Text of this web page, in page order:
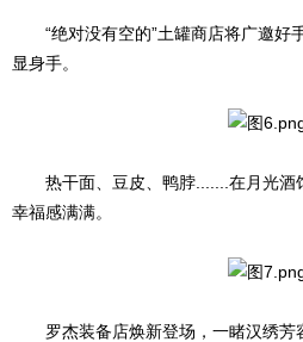
“绝对没有空的”土罐商店将广邀好
显身手。
热干面、豆皮、鸭脖.......在月光酒
幸福感满满。
罗杰装备店焕新登场，一睹汉绣芳